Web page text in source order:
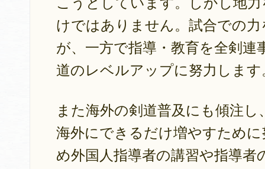
けではありません。試合での
が、一方で指導・教育を全剣連
道のレベルアップに努力します
また海外の剣道普及にも傾注
海外にできるだけ増やすため
め外国人指導者の講習や指導